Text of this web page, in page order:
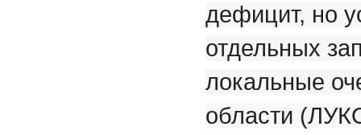
дефицит, но
отдельных
локальные
области